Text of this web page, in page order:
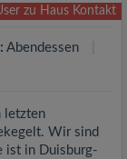
zu Haus Kontakt
Abendessen
letzten
Wir sind
ist in Duisburg-